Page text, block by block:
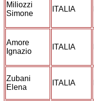
Miliozzi
Simone
ITALIA
Amore
Ignazio
ITALIA
Zubani
Elena
ITALIA